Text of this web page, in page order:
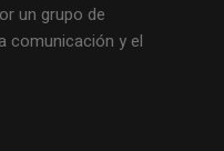
un grupo de
comunicación y el